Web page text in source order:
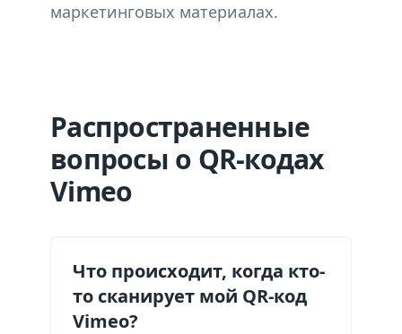
маркетинговых материалах.
Распространенные
вопросы о QR-кодах
Vimeo
Что происходит, когда кто-
то сканирует мой QR-код
Vimeo?